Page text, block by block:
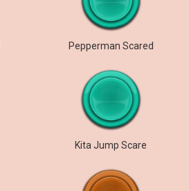
Pepperman Scared
Kita Jump Scare